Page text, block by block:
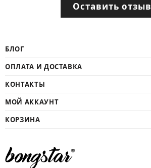
Оставить отзыв
БЛОГ
ОПЛАТА И ДОСТАВКА
КОНТАКТЫ
МОЙ АККАУНТ
КОРЗИНА